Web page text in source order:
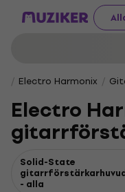
Electro Harmonix
Electro
Solid-State
- alla